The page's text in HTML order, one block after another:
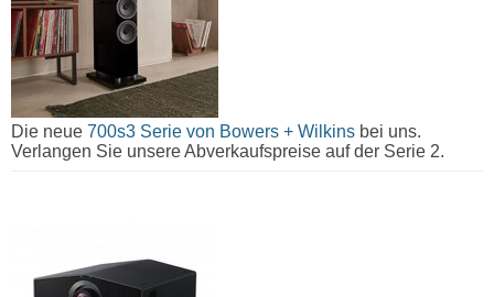
Die neue 700s3 Serie von Bowers + Wilkins bei uns.
Verlangen Sie unsere Abverkaufspreise auf der Serie 2.